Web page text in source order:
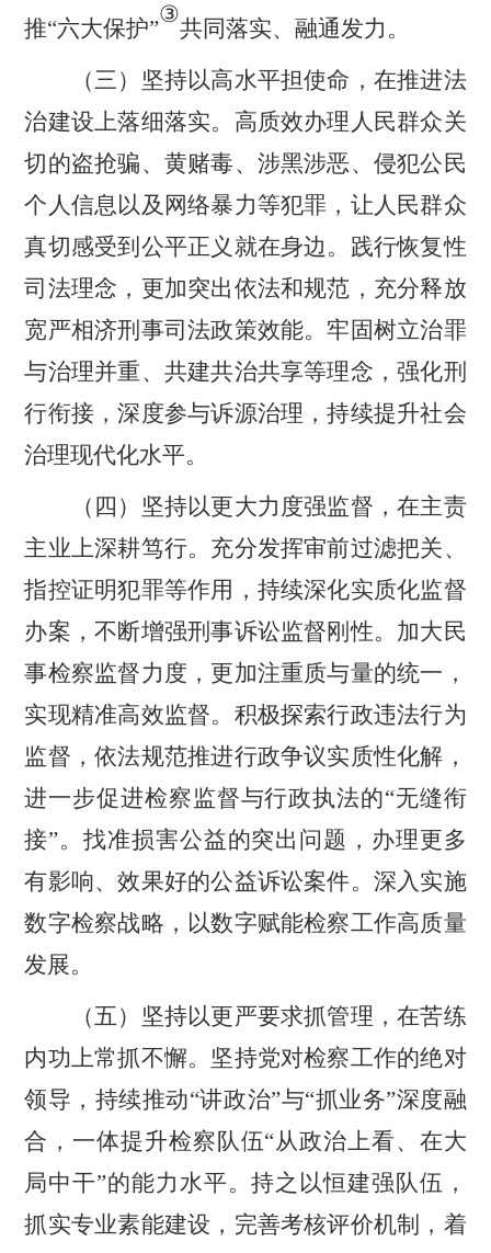
推“六大保护”
③
共同落实、融通发力。
（三）坚持以高水平担使命，在推进法
治建设上落细落实。 高质效办理人民群众关
切的盗抢骗、黄赌毒、涉黑涉恶、侵犯公民
个人信息以及网络暴力等犯罪，让人民群众
真切感受到公平正义就在身边。践行恢复性
司法理念，更加突出依法和规范，充分释放
宽严相济刑事司法政策效能。牢固树立治罪
与治理并重、共建共治共享等理念，强化刑
行衔接，深度参与诉源治理，持续提升社会
治理现代化水平。
（四）坚持以更大力度强监督，在主责
主业上深耕笃行。 充分发挥审前过滤把关、
指控证明犯罪等作用，持续深化实质化监督
办案，不断增强刑事诉讼监督刚性。加大民
事检察监督力度，更加注重质与量的统一，
实现精准高效监督。积极探索行政违法行为
监督，依法规范推进行政争议实质性化解，
进一步促进检察监督与行政执法的“无缝衔
接”。找准损害公益的突出问题，办理更多
有影响、效果好的公益诉讼案件。深入实施
数字检察战略，以数字赋能检察工作高质量
发展。
（五）坚持以更严要求抓管理，在苦练
内功上常抓不懈。 坚持党对检察工作的绝对
领导，持续推动“讲政治”与“抓业务”深度融
合，一体提升检察队伍“从政治上看、在大
局中干”的能力水平。持之以恒建强队伍，
抓实专业素能建设，完善考核评价机制，着